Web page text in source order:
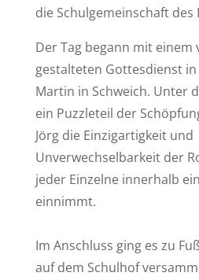
die Schulgemeinschaft des
Der Tag begann mit einem
gestalteten Gottesdienst in
Martin in Schweich. Unter
ein Puzzleteil der
Jörg die Einzigartigkeit und
Unverwechselbarkeit der
jeder Einzelne innerhalb
einnimmt.
Im Anschluss ging es zu
auf dem Schulhof